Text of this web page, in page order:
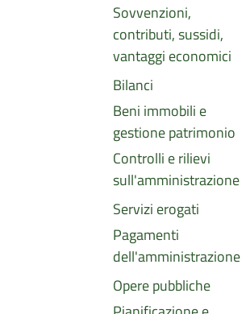
Sovvenzioni,
contributi, sussidi,
vantaggi economici
Bilanci
Beni immobili e
gestione patrimonio
Controlli e rilievi
sull'amministrazione
Servizi erogati
Pagamenti
dell'amministrazione
Opere pubbliche